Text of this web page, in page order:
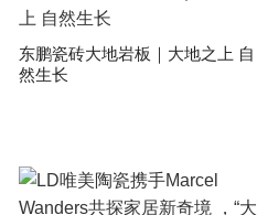
东鹏瓷砖大地岩板｜大地之上 自
然生长